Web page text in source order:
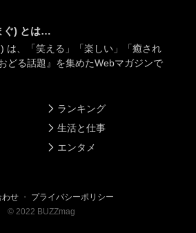
ぐ) とは…
は、「笑える」「楽しい」「癒され
どる話題』を集めたWebマガジンで
ランキング
生活と仕事
エンタメ
わせ ・ プライバシーポリシー
© 2022 BUZZmag